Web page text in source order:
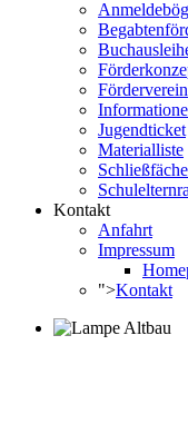
Förderverein
Jugendticket
Materialliste
Kontakt
Anfahrt
Impressum
">Kontakt